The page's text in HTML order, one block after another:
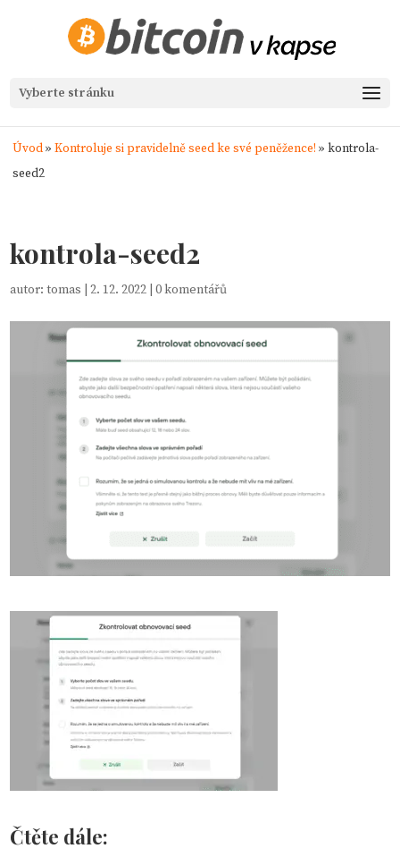
Vyberte stránku
Úvod» Kontroluje si pravidelně seed ke své peněžence! » kontrola-
seed2
kontrola-seed2
autor:tomas |2. 12. 2022 |0 komentářů
Čtěte dále: